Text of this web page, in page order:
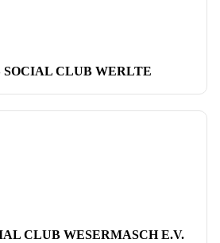
SOCIAL CLUB WERLTE
CLUB WESERMASCH E.V.